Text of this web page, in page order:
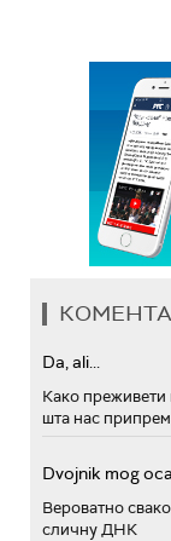
Da, ali...
Како преживети
шта нас
Dvojnik mog oca
Вероватно
сличну ДНК